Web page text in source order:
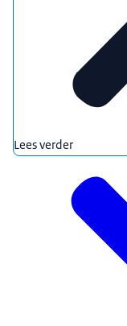
Lees verder